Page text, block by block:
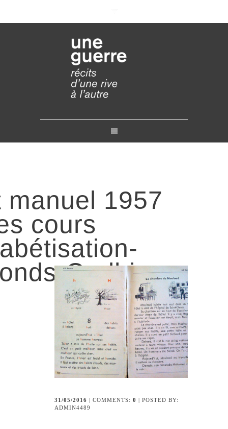
Conférences en ligne
Pourquoi et comment ?
Retours
manuel 1957
cours
Carlhian-
31/05/2016 | COMMENTS: 0 | POSTED BY:
ADMIN4489